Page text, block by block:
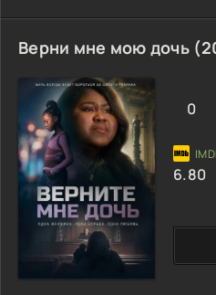
преступного мира
ним всё это время была
только личную жизнь, но и
года их борьба завершилась
вместе с тремя
Верни мне мою дочь
0
6.80